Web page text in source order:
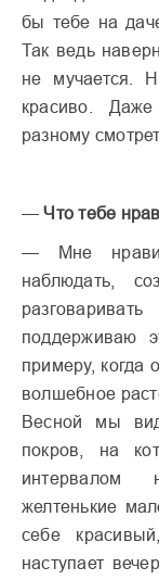
бы тебе на
Так ведь
не мучается.
красиво.
разному
—Что тебе
— Мне
наблюдать,
поддерживаю
примеру, когда
волшебное
Весной мы
покров, на
интервалом
желтенькие
себе
наступает